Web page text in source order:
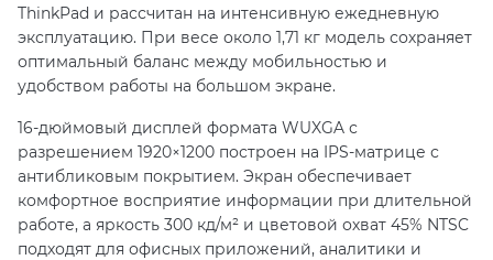
ThinkPad и рассчитан на интенсивную ежедневную
эксплуатацию. При весе около 1,71 кг модель сохраняет
оптимальный баланс между мобильностью и
удобством работы на большом экране.
16-дюймовый дисплей формата WUXGA с
разрешением 1920×1200 построен на IPS-матрице с
антибликовым покрытием. Экран обеспечивает
комфортное восприятие информации при длительной
работе, а яркость 300 кд/м² и цветовой охват 45% NTSC
подходят для офисных приложений, аналитики и